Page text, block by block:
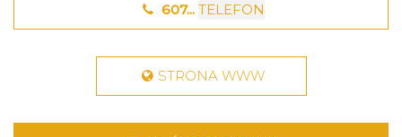
607... TELEFON
STRONA WWW